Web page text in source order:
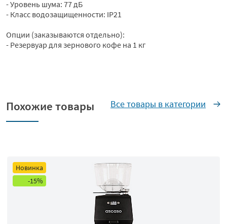
- Уровень шума: 77 дБ
- Класс водозащищенности: IP21
Опции (заказываются отдельно):
- Резервуар для зернового кофе на 1 кг
Похожие товары Все товары в категории
Новинка
-15%